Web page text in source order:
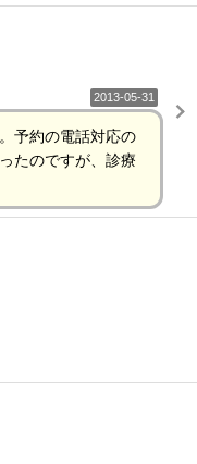
2013-05-31
予約の電話対応の
たのですが、診療